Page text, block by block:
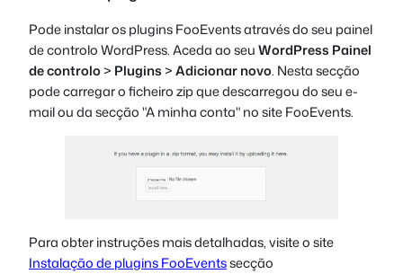
Pode instalar os plugins FooEvents através do seu painel
de controlo WordPress. Aceda ao seuWordPress Painel
de controlo> Plugins>Adicionar novo. Nesta secção
pode carregar o ficheiro zip que descarregou do seu e-
mail ou da secção "A minha conta" no site FooEvents.
Para obter instruções mais detalhadas, visite o site
Instalação de plugins FooEventssecção